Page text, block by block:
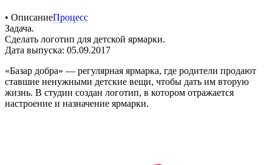
• ОписаниеПроцесс
Задача.
Сделать логотип для детской ярмарки.
Дата выпуска: 05.09.2017
«Базар добра» — регулярная ярмарка, где родители продают
ставшие ненужными детские вещи, чтобы дать им вторую
жизнь. В студии создан логотип, в котором отражается
настроение и назначение ярмарки.